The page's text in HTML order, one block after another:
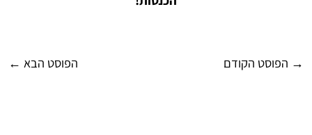
→ הפוסט הקודם הפוסט הבא ←